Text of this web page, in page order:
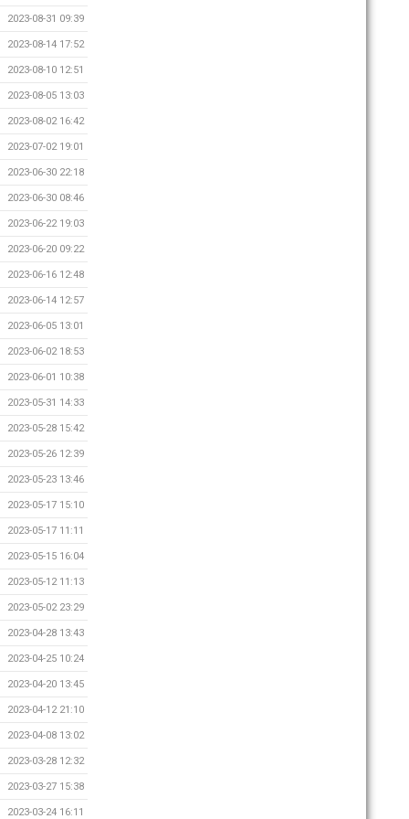
2023-08-31 09:39
2023-08-14 17:52
2023-08-10 12:51
2023-08-05 13:03
2023-08-02 16:42
2023-07-02 19:01
2023-06-30 22:18
2023-06-30 08:46
2023-06-22 19:03
2023-06-20 09:22
2023-06-16 12:48
2023-06-14 12:57
2023-06-05 13:01
2023-06-02 18:53
2023-06-01 10:38
2023-05-31 14:33
2023-05-28 15:42
2023-05-26 12:39
2023-05-23 13:46
2023-05-17 15:10
2023-05-17 11:11
2023-05-15 16:04
2023-05-12 11:13
2023-05-02 23:29
2023-04-28 13:43
2023-04-25 10:24
2023-04-20 13:45
2023-04-12 21:10
2023-04-08 13:02
2023-03-28 12:32
2023-03-27 15:38
2023-03-24 16:11